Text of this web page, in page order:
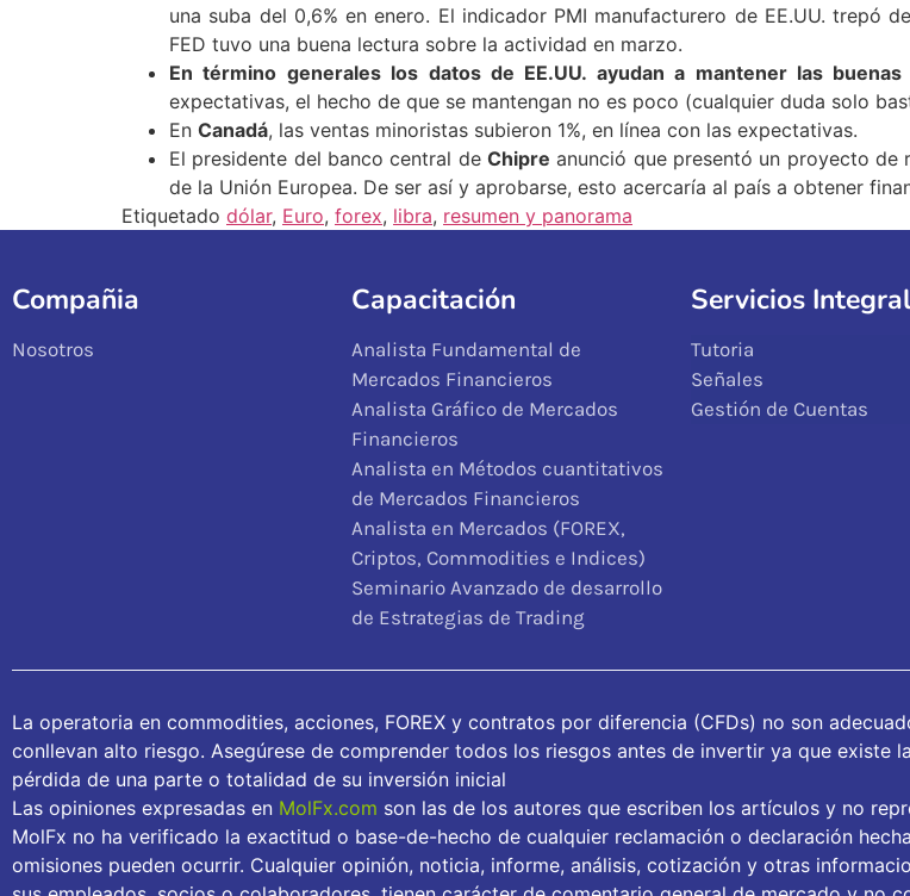
una suba del 0,6% en enero. El indicador PMI manufacturero de EE.UU. trepó
FED tuvo una buena lectura sobre la actividad en marzo.
En término generales los datos de EE.UU. ayudan a mantener las
expectativas, el hecho de que se mantengan no es poco (cualquier duda solo
En Canadá, las ventas minoristas subieron 1%, en línea con las expectativas.
El presidente del banco central de Chipre anunció que presentó un proyecto de
de la Unión Europea. De ser así y aprobarse, esto acercaría al país a obtener
Etiquetado dólar, Euro, forex, libra, resumen y panorama
Compañia
Nosotros
Capacitación
Analista Fundamental de
Mercados Financieros
Analista Gráfico de Mercados
Financieros
Analista en Métodos cuantitativos
de Mercados Financieros
Analista en Mercados (FOREX,
Criptos, Commodities e Indices)
Seminario Avanzado de desarrollo
de Estrategias de Trading
Servicios
Tutoria
Señales
Gestión de Cuentas
La operatoria en commodities, acciones, FOREX y contratos por diferencia (CFDs) no son
conllevan alto riesgo. Asegúrese de comprender todos los riesgos antes de invertir ya que existe
pérdida de una parte o totalidad de su inversión inicial
Las opiniones expresadas en MolFx.com son las de los autores que escriben los artículos y no
MolFx no ha verificado la exactitud o base-de-hecho de cualquier reclamación o declaración
omisiones pueden ocurrir. Cualquier opinión, noticia, informe, análisis, cotización y otras